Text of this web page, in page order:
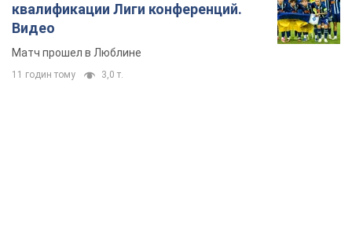
квалификации Лиги конференций.
Видео
Матч прошел в Люблине
11 годин тому 3,0 т.